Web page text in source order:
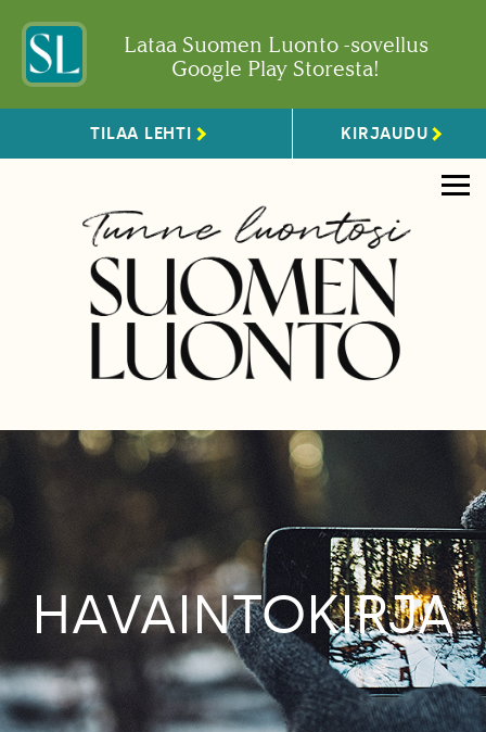
Lataa Suomen Luonto -sovellus
Google Play Storesta!
TILAA LEHTI KIRJAUDU
HAVAINTOKIRJA